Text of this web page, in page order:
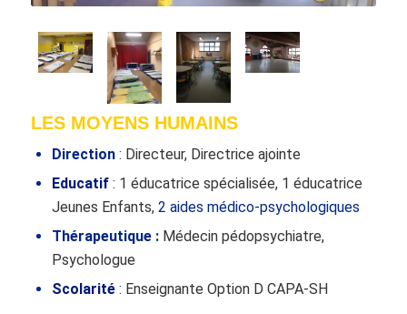
LES MOYENS HUMAINS
Direction : Directeur, Directrice ajointe
Educatif : 1 éducatrice spécialisée, 1 éducatrice
Jeunes Enfants, 2 aides médico-psychologiques
Thérapeutique : Médecin pédopsychiatre,
Psychologue
Scolarité: Enseignante Option D CAPA-SH